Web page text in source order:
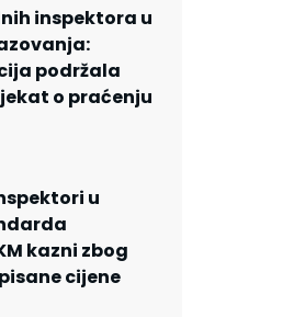
inspektora u
podržala
o praćenju
u
kazni zbog
cijene